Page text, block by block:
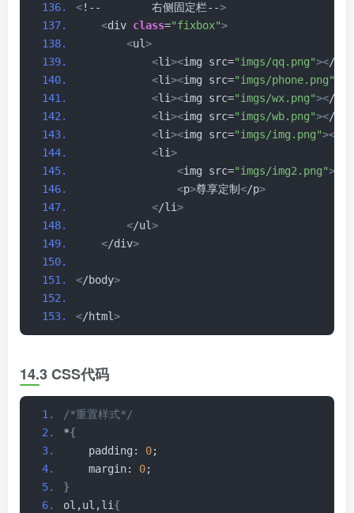
<!--        右侧固定栏-->
<div class="fixbox">
<ul>
<li><img src="imgs/qq.png"></li
<li><img src="imgs/phone.png"
<li><img src="imgs/wx.png"></li
<li><img src="imgs/wb.png"></li
<li><img src="imgs/img.png"><
<li>
<img src="imgs/img2.png">
<p>尊享定制</p>
</li>
</ul>
</div>
</body>
</html>
14.3 CSS代码
/*重置样式*/
*{
    padding:
0;
    margin:
0;
}
ol,ul,li {